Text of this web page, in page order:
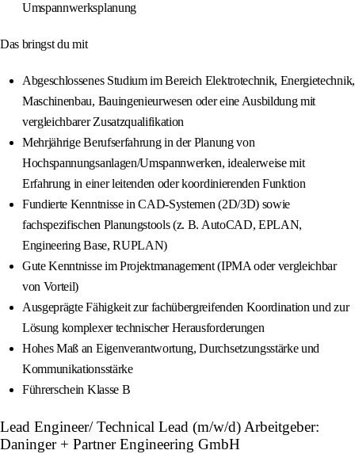
Umspannwerksplanung
Das bringst du mit
Abgeschlossenes Studium im Bereich Elektrotechnik, Energietechnik,
Maschinenbau, Bauingenieurwesen oder eine Ausbildung mit
vergleichbarer Zusatzqualifikation
Mehrjährige Berufserfahrung in der Planung von
Hochspannungsanlagen/Umspannwerken, idealerweise mit
Erfahrung in einer leitenden oder koordinierenden Funktion
Fundierte Kenntnisse in CAD-Systemen (2D/3D) sowie
fachspezifischen Planungstools (z. B. AutoCAD, EPLAN,
Engineering Base, RUPLAN)
Gute Kenntnisse im Projektmanagement (IPMA oder vergleichbar
von Vorteil)
Ausgeprägte Fähigkeit zur fachübergreifenden Koordination und zur
Lösung komplexer technischer Herausforderungen
Hohes Maß an Eigenverantwortung, Durchsetzungsstärke und
Kommunikationsstärke
Führerschein Klasse B
Lead Engineer/ Technical Lead (m/w/d) Arbeitgeber:
Daninger + Partner Engineering GmbH